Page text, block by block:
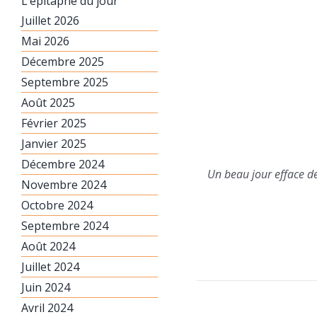
Un beau jour efface
Juillet 2026
Mai 2026
Décembre 2025
Septembre 2025
Août 2025
Février 2025
Janvier 2025
Décembre 2024
Novembre 2024
Octobre 2024
Septembre 2024
Août 2024
Juillet 2024
Juin 2024
Avril 2024